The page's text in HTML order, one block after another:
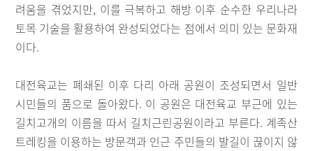
려움을 겪었지만, 이를 극복하고 해방 이후 순수한 우리나라
토목 기술을 활용하여 완성되었다는 점에서 의미 있는 문화재
이다.
대전육교는 폐쇄된 이후 다리 아래 공원이 조성되면서 일반
시민들의 품으로 돌아왔다. 이 공원은 대전육교 부근에 있는
길치고개의 이름을 따서 길치근린공원이라고 부른다. 계족산
트레킹을 이용하는 방문객과 인근 주민들의 발길이 끊이지 않